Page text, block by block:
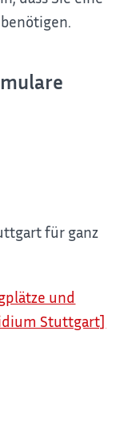
für ganz
und
Stuttgart]